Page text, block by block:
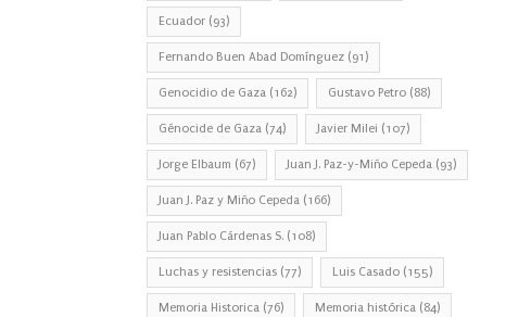
Ecuador (93)
Fernando Buen Abad Domínguez (91)
Genocidio de Gaza (162) Gustavo Petro (88)
Génocide de Gaza (74) Javier Milei (107)
Jorge Elbaum (67) Juan J. Paz-y-Miño Cepeda (93)
Juan J. Paz y Miño Cepeda (166)
Juan Pablo Cárdenas S. (108)
Luchas y resistencias (77) Luis Casado (155)
Memoria Historica (76) Memoria histórica (84)